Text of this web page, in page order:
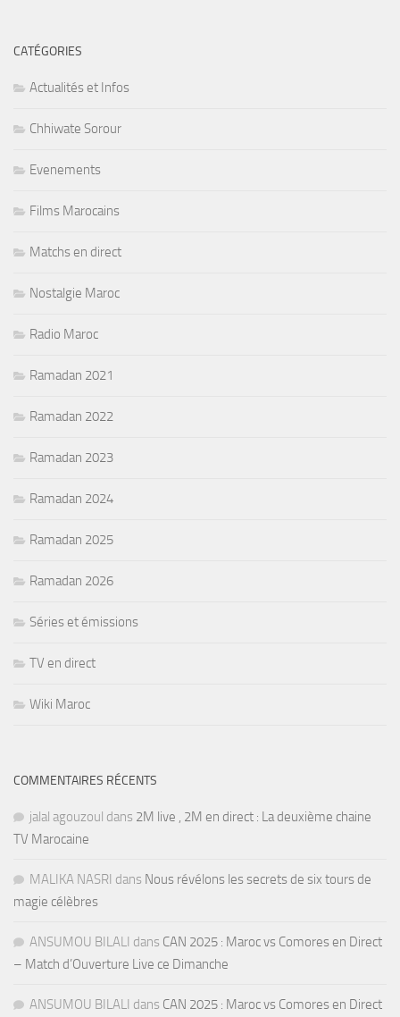
CATÉGORIES
Actualités et Infos
Chhiwate Sorour
Evenements
Films Marocains
Matchs en direct
Nostalgie Maroc
Radio Maroc
Ramadan 2021
Ramadan 2022
Ramadan 2023
Ramadan 2024
Ramadan 2025
Ramadan 2026
Séries et émissions
TV en direct
Wiki Maroc
COMMENTAIRES RÉCENTS
jalal agouzoul dans 2M live , 2M en direct : La deuxième chaine
TV Marocaine
MALIKA NASRI dans Nous révélons les secrets de six tours de
magie célèbres
ANSUMOU BILALI dans CAN 2025 : Maroc vs Comores en Direct
– Match d’Ouverture Live ce Dimanche
ANSUMOU BILALI dans CAN 2025 : Maroc vs Comores en Direct